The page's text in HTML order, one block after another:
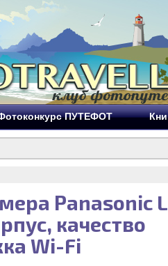
ПУТЕФОТ
Panasonic
качество
Wi-Fi